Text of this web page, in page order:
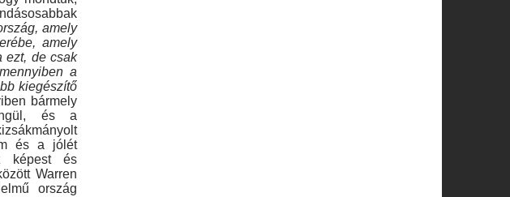
amely
amely
ezt, de csak
a
kiegészítő
bármely
és a
és a jólét
képest és
Warren
ország